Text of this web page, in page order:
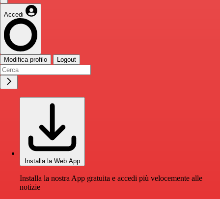
Accedi
Modifica profilo Logout
Installa la Web App
Installa la nostra App gratuita e accedi più velocemente alle
notizie